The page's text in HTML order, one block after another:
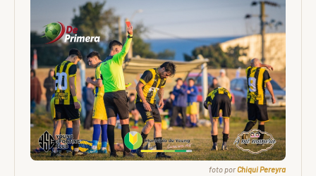
foto porChiqui Pereyra